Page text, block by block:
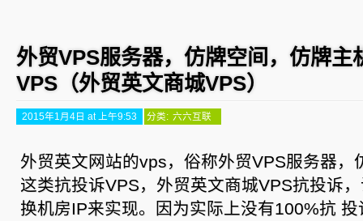
外贸VPS服务器，仿牌空间，仿牌主
VPS（外贸英文商城VPS）
2015年1月4日 at 上午9:53 分类: 六六互联
外贸英文网站的vps，俗称外贸VPS服务器，
这类抗投诉VPS，外贸英文商城VPS抗投诉
换机房IP来实现。因为实际上没有100%抗